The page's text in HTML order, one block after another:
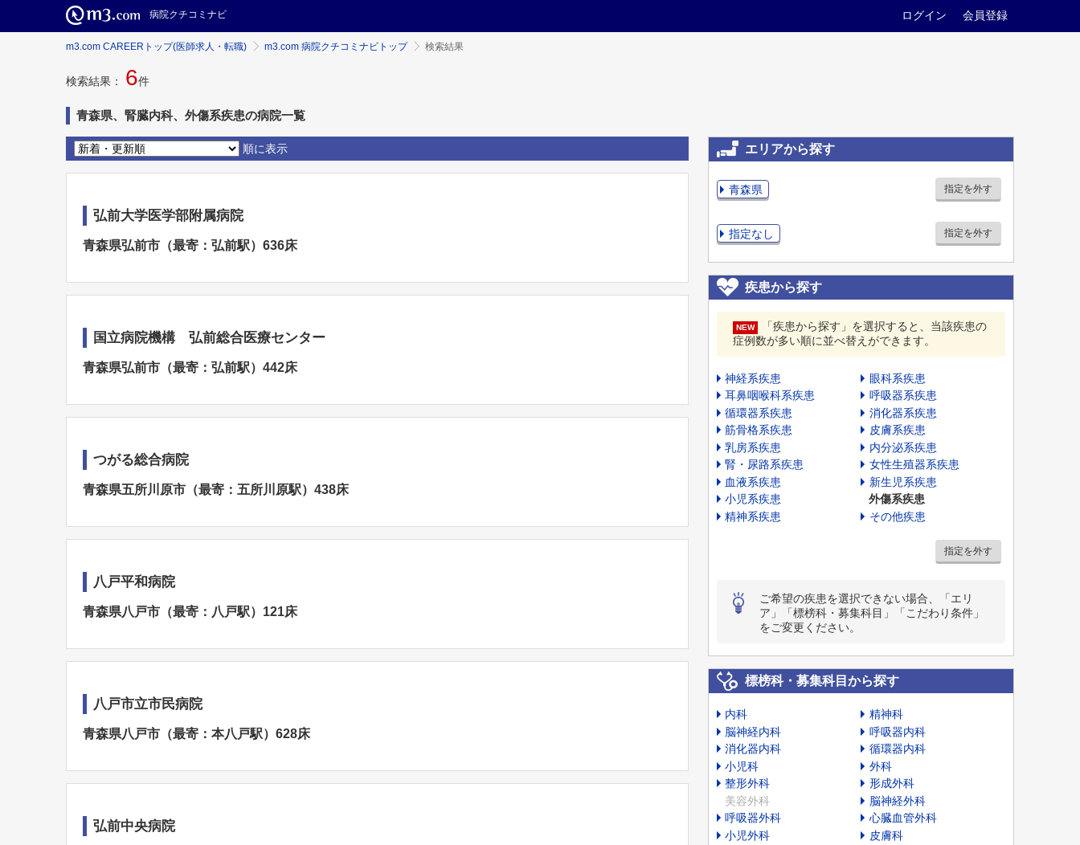
病院クチコミナビ ログイン 会員登録
m3.com CAREERトップ(医師求人・転職) m3.com 病院クチコミナビトップ 検索結果
検索結果： 6件
青森県、腎臓内科、外傷系疾患の病院一覧
順に表示
弘前大学医学部附属病院
青森県弘前市（最寄：弘前駅）636床
国立病院機構 弘前総合医療センター
青森県弘前市（最寄：弘前駅）442床
つがる総合病院
青森県五所川原市（最寄：五所川原駅）438床
八戸平和病院
青森県八戸市（最寄：八戸駅）121床
八戸市立市民病院
青森県八戸市（最寄：本八戸駅）628床
弘前中央病院
エリアから探す
青森県 指定を外す
指定なし 指定を外す
疾患から探す
NEW
「疾患から探す」を選択すると、当該疾患の
症例数が多い順に並べ替えができます。
神経系疾患
眼科系疾患
耳鼻咽喉科系疾患
呼吸器系疾患
循環器系疾患
消化器系疾患
筋骨格系疾患
皮膚系疾患
乳房系疾患
内分泌系疾患
腎・尿路系疾患
女性生殖器系疾患
血液系疾患
新生児系疾患
小児系疾患
外傷系疾患
精神系疾患
その他疾患
指定を外す
ご希望の疾患を選択できない場合、「エリ
ア」「標榜科・募集科目」「こだわり条件」
をご変更ください。
標榜科・募集科目から探す
内科
精神科
脳神経内科
呼吸器内科
消化器内科
循環器内科
小児科
外科
整形外科
形成外科
美容外科
脳神経外科
呼吸器外科
心臓血管外科
小児外科
皮膚科